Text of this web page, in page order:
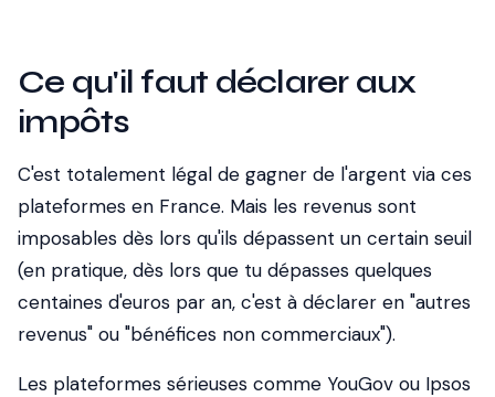
Ce qu'il faut déclarer aux
impôts
C'est totalement légal de gagner de l'argent via ces
plateformes en France. Mais les revenus sont
imposables dès lors qu'ils dépassent un certain seuil
(en pratique, dès lors que tu dépasses quelques
centaines d'euros par an, c'est à déclarer en "autres
revenus" ou "bénéfices non commerciaux").
Les plateformes sérieuses comme YouGov ou Ipsos